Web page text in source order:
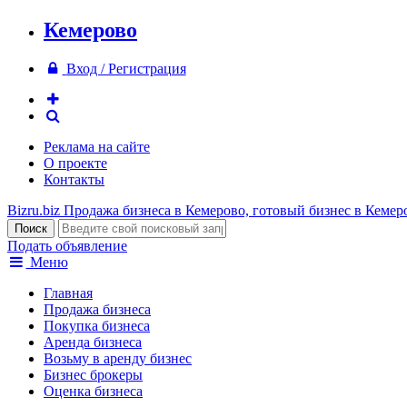
Кемерово
Вход / Регистрация
Реклама на сайте
О проекте
Контакты
Bizru.biz Продажа бизнеса в Кемерово, готовый бизнес в
Подать объявление
Меню
Главная
Продажа бизнеса
Покупка бизнеса
Аренда бизнеса
Возьму в аренду бизнес
Бизнес брокеры
Оценка бизнеса